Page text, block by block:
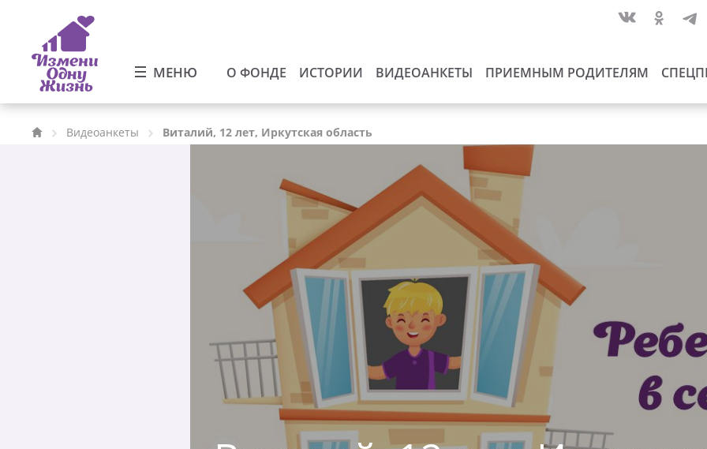
МЕНЮ О ФОНДЕ ИСТОРИИ ВИДЕОАНКЕТЫ ПРИЕМНЫМ РОДИТЕЛЯМ
Видеоанкеты Виталий, 12 лет, Иркутская область